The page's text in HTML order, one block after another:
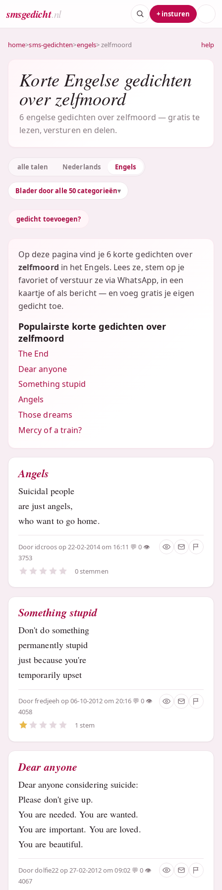
smsgedicht.nl + insturen
home>sms-gedichten>engels> zelfmoord help
Korte Engelse gedichten
over zelfmoord
6 engelse gedichten over zelfmoord — gratis te
lezen, versturen en delen.
alle talen Nederlands Engels
Blader door alle 50 categorieën
gedicht toevoegen?
Op deze pagina vind je 6 korte gedichten over
zelfmoord in het Engels. Lees ze, stem op je
favoriet of verstuur ze via WhatsApp, in een
kaartje of als bericht — en voeg gratis je eigen
gedicht toe.
Populairste korte gedichten over
zelfmoord
The End
Dear anyone
Something stupid
Angels
Those dreams
Mercy of a train?
Angels
Suicidal people
are just angels,
who want to go home.
Door idcroosop 22-02-2014 om 16:11
0
3753
0 stemmen
Something stupid
Don't do something
permanently stupid
just because you're
temporarily upset
Doorfredjeeh op 06-10-2012 om 20:16
0
4058
1 stem
Dear anyone
Dear anyone considering suicide:
Please don't give up.
You are needed. You are wanted.
You are important. You are loved.
You are beautiful.
Doordolfie22op 27-02-2012 om 09:02
0
4067